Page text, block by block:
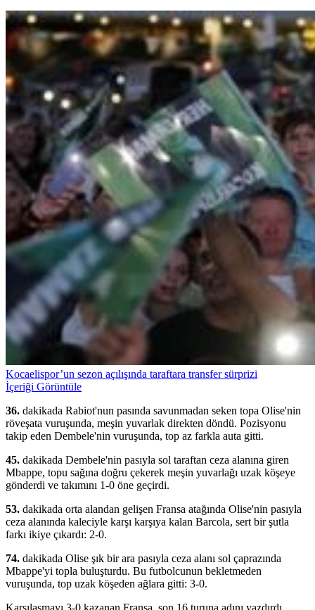
Kocaelispor’un sezon açılışında taraftara transfer sürprizi
İçeriği Görüntüle
36. dakikada Rabiot'nun pasında savunmadan seken topa Olise'nin
röveşata vuruşunda, meşin yuvarlak direkten döndü. Pozisyonu
takip eden Dembele'nin vuruşunda, top az farkla auta gitti.
45. dakikada Dembele'nin pasıyla sol taraftan ceza alanına giren
Mbappe, topu sağına doğru çekerek meşin yuvarlağı uzak köşeye
gönderdi ve takımını 1-0 öne geçirdi.
53. dakikada orta alandan gelişen Fransa atağında Olise'nin pasıyla
ceza alanında kaleciyle karşı karşıya kalan Barcola, sert bir şutla
farkı ikiye çıkardı: 2-0.
74. dakikada Olise şık bir ara pasıyla ceza alanı sol çaprazında
Mbappe'yi topla buluşturdu. Bu futbolcunun bekletmeden
vuruşunda, top uzak köşeden ağlara gitti: 3-0.